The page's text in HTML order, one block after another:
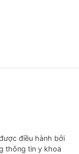
điều hành bởi
thông tin y khoa